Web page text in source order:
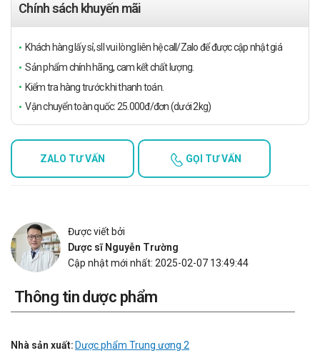
Chính sách khuyến mãi
Khách hàng lấy sỉ, sll vui lòng liên hệ call/Zalo để được cập nhật giá
Sản phẩm chính hãng, cam kết chất lượng.
Kiểm tra hàng trước khi thanh toán.
Vận chuyển toàn quốc: 25.000đ/đơn (dưới 2kg)
ZALO TƯ VẤN GỌI TƯ VẤN
Được viết bởi
Dược sĩ Nguyễn Trường
Cập nhật mới nhất: 2025-02-07 13:49:44
Thông tin dược phẩm
Nhà sản xuất: Dược phẩm Trung ương 2